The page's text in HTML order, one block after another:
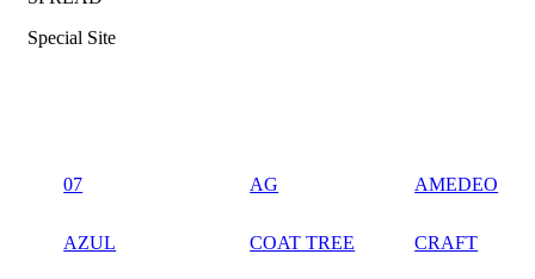
Special Site
07 AG AMEDEO
AZUL COAT TREE CRAFT